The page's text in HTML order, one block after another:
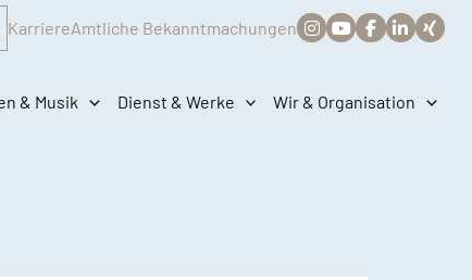
KarriereAmtliche Bekanntmachungen
& Musik Dienst & Werke Wir & Organisation